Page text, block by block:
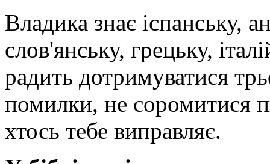
Владика знає іспанську,
слов'янську, грецьку,
радить дотримуватися
помилки, не соромитися
хтось тебе виправляє.